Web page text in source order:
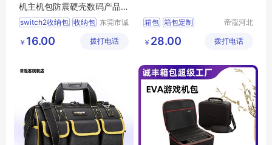
机主机包防震硬壳数码产品
收纳盒eva包
switch2收纳包 收纳包 东莞市诚
限公司
￥ 16.00 拨打电话
箱包 箱包定制
箱包厂家
帝蔻河北
有限公司
￥ 28.00 拨打电话